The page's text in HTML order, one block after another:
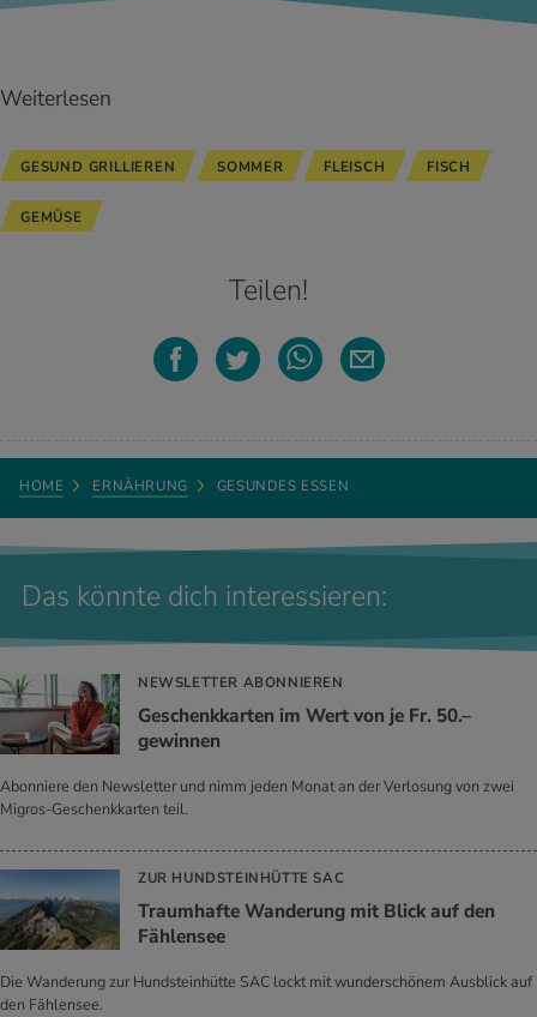
Weiterlesen
GESUND GRILLIEREN SOMMER FLEISCH FISCH
GEMÜSE
Teilen!
HOME ERNÄHRUNG GESUNDES ESSEN
Das könnte dich interessieren:
NEWSLETTER ABONNIEREN
Geschenkkarten im Wert von je Fr. 50.–
gewinnen
Abonniere den Newsletter und nimm jeden Monat an der Verlosung von zwei
Migros-Geschenkkarten teil.
ZUR HUNDSTEINHÜTTE SAC
Traumhafte Wanderung mit Blick auf den
Fählensee
Die Wanderung zur Hundsteinhütte SAC lockt mit wunderschönem Ausblick auf
den Fählensee.